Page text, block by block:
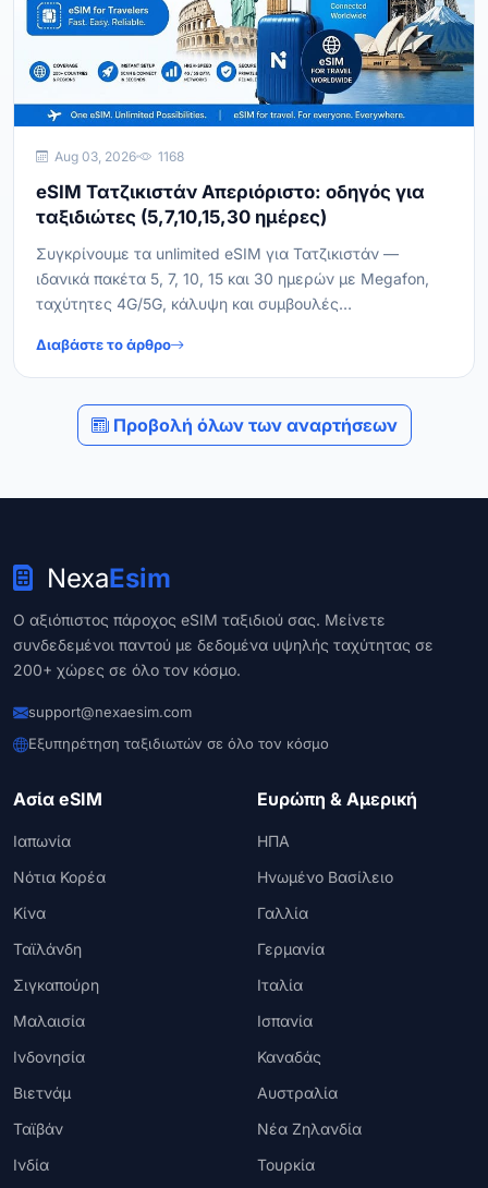
Aug 03, 2026 1168
eSIM Τατζικιστάν Απεριόριστο: οδηγός για
ταξιδιώτες (5,7,10,15,30 ημέρες)
Συγκρίνουμε τα unlimited eSIM για Τατζικιστάν —
ιδανικά πακέτα 5, 7, 10, 15 και 30 ημερών με Megafon,
ταχύτητες 4G/5G, κάλυψη και συμβουλές
Διαβάστε το άρθρο
Προβολή όλων των αναρτήσεων
NexaEsim
Ο αξιόπιστος πάροχος eSIM ταξιδιού σας. Μείνετε
συνδεδεμένοι παντού με δεδομένα υψηλής ταχύτητας σε
200+ χώρες σε όλο τον κόσμο.
support@nexaesim.com
Εξυπηρέτηση ταξιδιωτών σε όλο τον κόσμο
Ασία eSIM
Ιαπωνία
Νότια Κορέα
Κίνα
Ταϊλάνδη
Σιγκαπούρη
Μαλαισία
Ινδονησία
Βιετνάμ
Ταϊβάν
Ινδία
Ευρώπη & Αμερική
ΗΠΑ
Ηνωμένο Βασίλειο
Γαλλία
Γερμανία
Ιταλία
Ισπανία
Καναδάς
Αυστραλία
Νέα Ζηλανδία
Τουρκία